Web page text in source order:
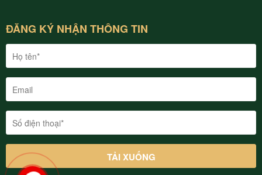
ĐĂNG KÝ NHẬN THÔNG TIN